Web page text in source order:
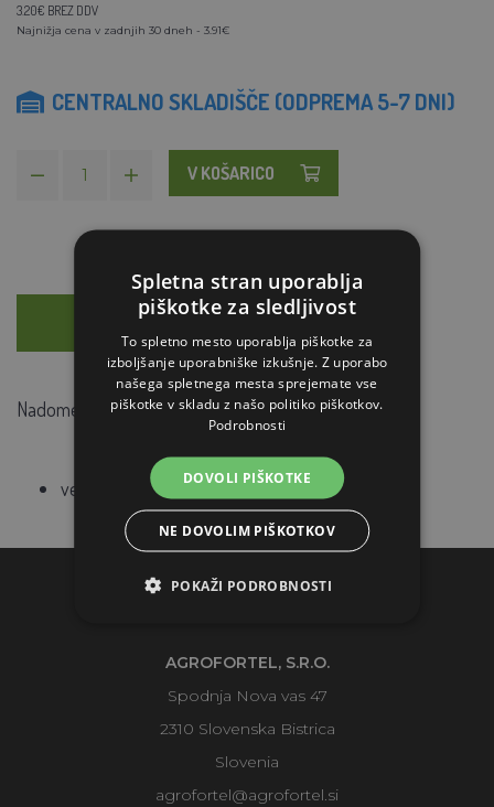
3.20€ BREZ DDV
Najnižja cena v zadnjih 30 dneh - 3.91€
CENTRALNO SKLADIŠČE (ODPREMA 5-7 DNI)
V KOŠARICO
SVETOVANJE
Nadomestna stena za šeststransko ogrado za zajce.
velikost stene: 56 x 56 cm
AGROFORTEL, S.R.O.
Spodnja Nova vas 47
2310 Slovenska Bistrica
Slovenia
agrofortel@agrofortel.si
Spletna stran uporablja
piškotke za sledljivost
To spletno mesto uporablja piškotke za
izboljšanje uporabniške izkušnje. Z uporabo
našega spletnega mesta sprejemate vse
piškotke v skladu z našo politiko piškotkov.
Podrobnosti
DOVOLI PIŠKOTKE
NE DOVOLIM PIŠKOTKOV
POKAŽI PODROBNOSTI